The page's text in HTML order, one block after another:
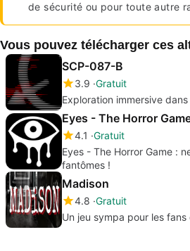
de sécurité ou pour toute autre
Vous pouvez télécharger ces
SCP-087-B
3.9 Gratuit
Exploration immersive
Eyes - The Horror
4.1 Gratuit
Eyes - The Horror Game :
fantômes !
Madison
4.8 Gratuit
Un jeu sympa pour les fans